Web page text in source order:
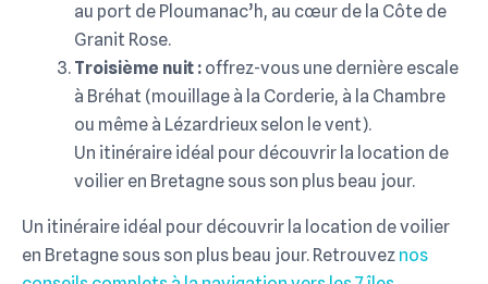
au port de Ploumanac’h, au cœur de la Côte de
Granit Rose.
Troisième nuit : offrez-vous une dernière escale
à Bréhat (mouillage à la Corderie, à la Chambre
ou même à Lézardrieux selon le vent).
Un itinéraire idéal pour découvrir la location de
voilier en Bretagne sous son plus beau jour.
Un itinéraire idéal pour découvrir la location de voilier
en Bretagne sous son plus beau jour. Retrouvez nos